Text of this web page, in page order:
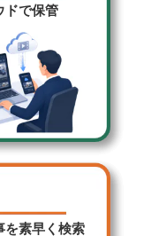
ドで保管
を素早く検索